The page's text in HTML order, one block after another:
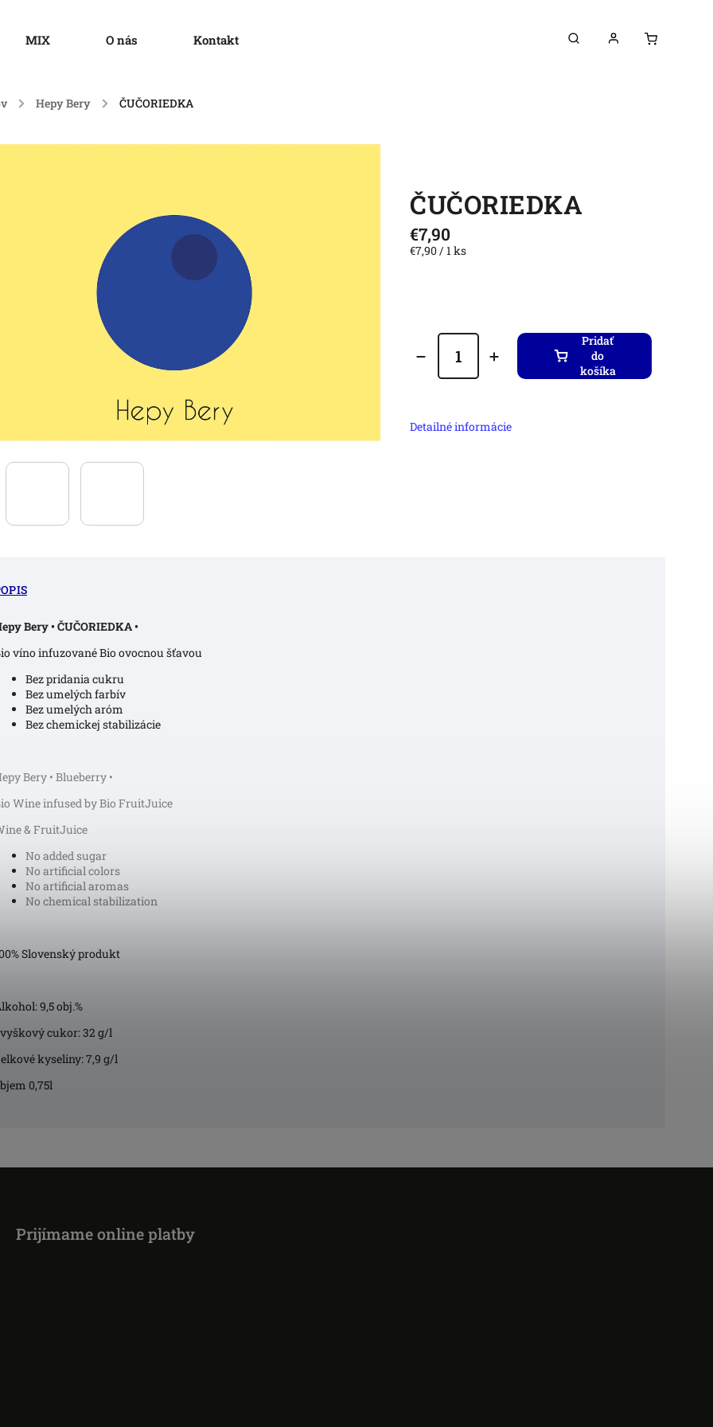
MIX O nás Kontakt
/ Hepy Bery / ČUČORIEDKA
ČUČORIEDKA
€7,90
€7,90 / 1 ks
Pridať
do
košíka
Detailné informácie
Bery • ČUČORIEDKA •
víno infuzované Bio ovocnou šťavou
Bez pridania cukru
Bez umelých farbív
Bez umelých aróm
Bez chemickej stabilizácie
Bery • Blueberry •
Wine infused by Bio FruitJuice
& FruitJuice
No added sugar
No artificial colors
No artificial aromas
No chemical stabilization
Slovenský produkt
9,5 obj.%
cukor: 32 g/l
kyseliny: 7,9 g/l
0,75l
Prijímame online platby